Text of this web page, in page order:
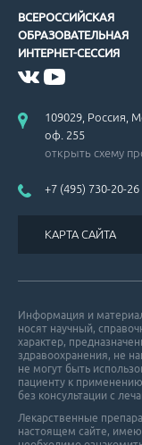
ВСЕРОССИЙСКАЯ
ОБРАЗОВАТЕЛЬНАЯ
ИНТЕРНЕТ-СЕССИЯ
109029, Россия,
оф. 255
открыть схему
+7 (495) 730-20-26
КАРТА САЙТА
Информация и
носят научный,
характер,
здравоохранения, не
не могут быть
пациенту к
без консультации с
Лекарственные
настоящем сайте,